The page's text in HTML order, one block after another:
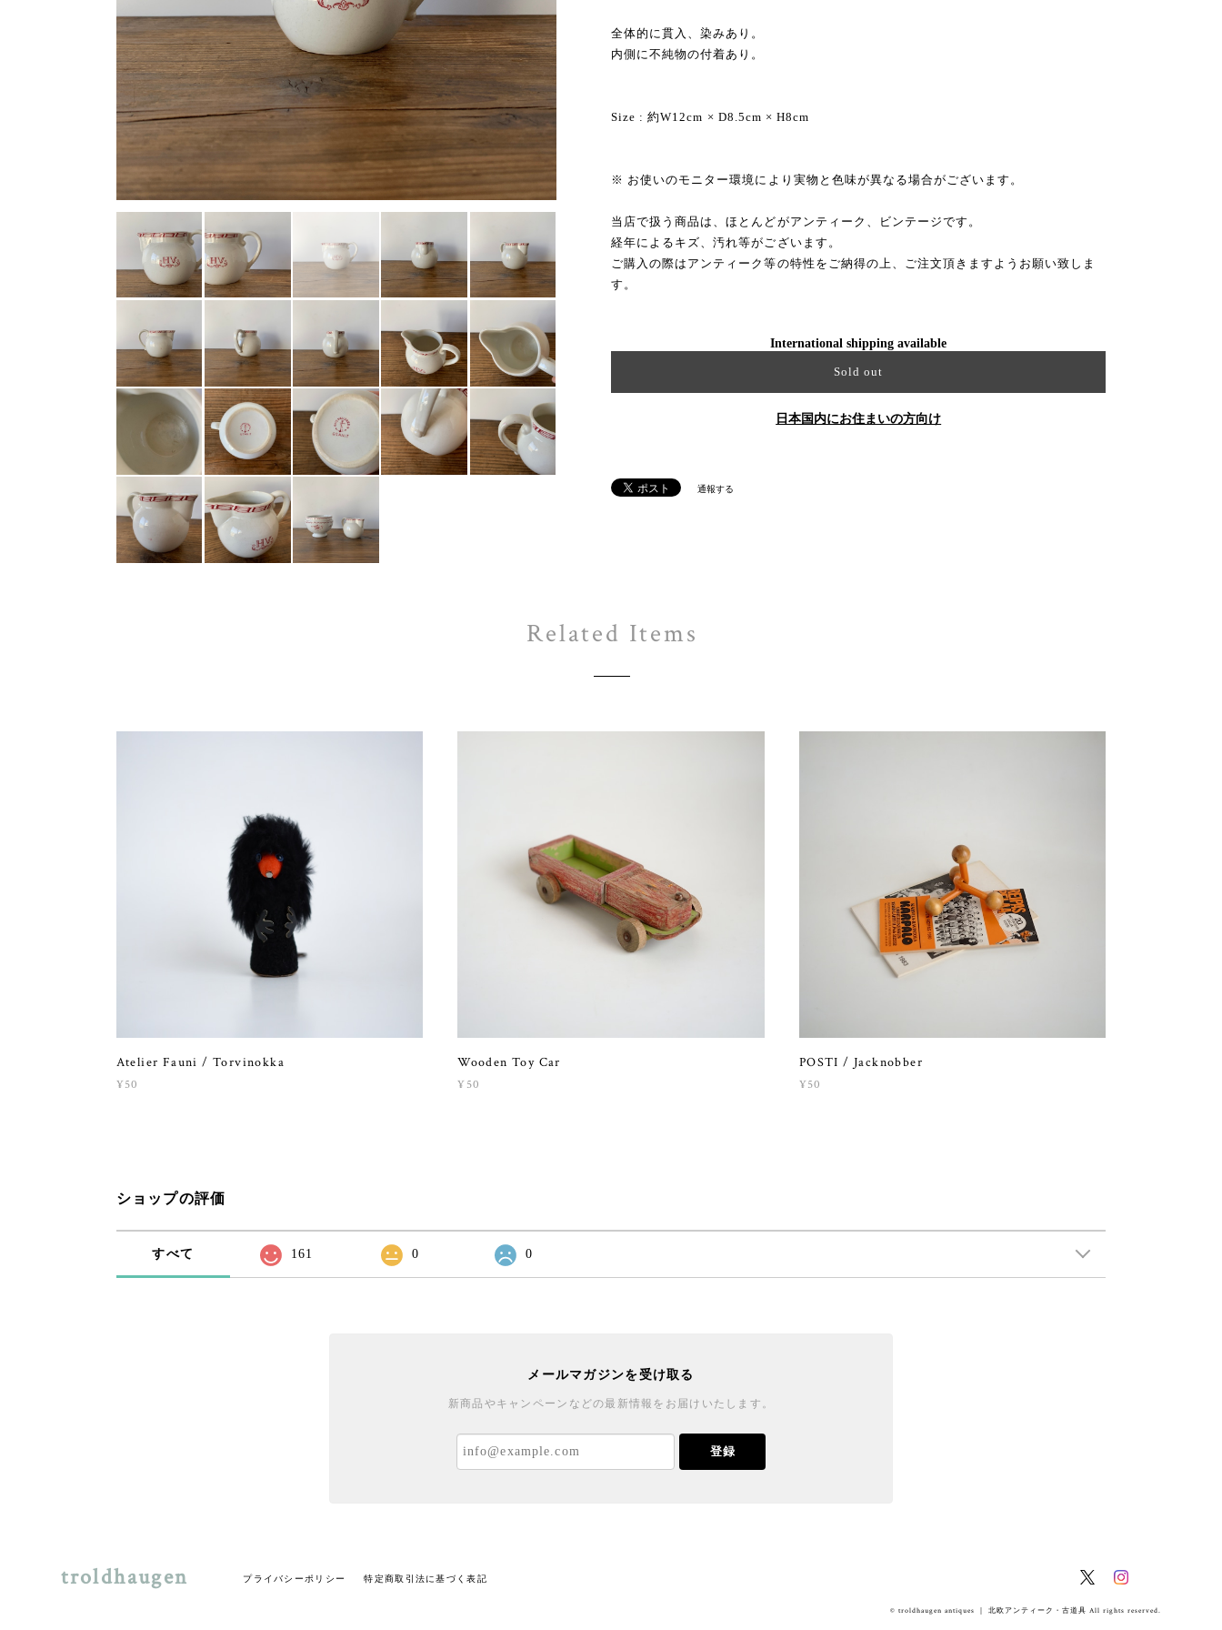
全体的に貫入、染みあり。
内側に不純物の付着あり。
Size : 約W12cm × D8.5cm × H8cm
※ お使いのモニター環境により実物と色味が異なる場合がございます。
当店で扱う商品は、ほとんどがアンティーク、ビンテージです。
経年によるキズ、汚れ等がございます。
ご購入の際はアンティーク等の特性をご納得の上、ご注文頂きますようお願い致しま
す。
International shipping available
Sold out
日本国内にお住まいの方向け
通報する
Related Items
Atelier Fauni / Torvinokka
¥50
Wooden Toy Car
¥50
POSTI / Jacknobber
¥50
ショップの評価
すべて 161 0 0
メールマガジンを受け取る
新商品やキャンペーンなどの最新情報をお届けいたします。
登録
troldhaugen プライバシーポリシー 特定商取引法に基づく表記
© troldhaugen antiques ｜ 北欧アンティーク・古道具 All rights reserved.